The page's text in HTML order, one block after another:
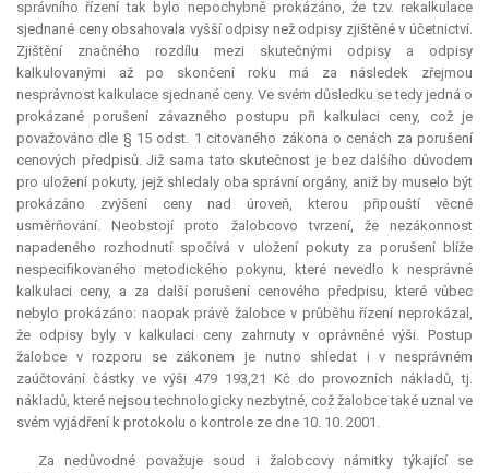
správního řízení tak bylo nepochybně prokázáno, že tzv. rekalkulace
sjednané ceny obsahovala vyšší odpisy než odpisy zjištěné v účetnictví.
Zjištění značného rozdílu mezi skutečnými odpisy a odpisy
kalkulovanými až po skončení roku má za následek zřejmou
nesprávnost kalkulace sjednané ceny. Ve svém důsledku se tedy jedná o
prokázané porušení závazného postupu při kalkulaci ceny, což je
považováno dle § 15 odst. 1 citovaného zákona o cenách za porušení
cenových předpisů. Již sama tato skutečnost je bez dalšího důvodem
pro uložení pokuty, jejž shledaly oba správní orgány, aniž by muselo být
prokázáno zvýšení ceny nad úroveň, kterou připouští věcné
usměrňování. Neobstojí proto žalobcovo tvrzení, že nezákonnost
napadeného rozhodnutí spočívá v uložení pokuty za porušení blíže
nespecifikovaného metodického pokynu, které nevedlo k nesprávné
kalkulaci ceny, a za další porušení cenového předpisu, které vůbec
nebylo prokázáno: naopak právě žalobce v průběhu řízení neprokázal,
že odpisy byly v kalkulaci ceny zahrnuty v oprávněné výši. Postup
žalobce v rozporu se zákonem je nutno shledat i v nesprávném
zaúčtování částky ve výši 479 193,21 Kč do provozních nákladů, tj.
nákladů, které nejsou technologicky nezbytné, což žalobce také uznal ve
svém vyjádření k protokolu o kontrole ze dne 10. 10. 2001.
Za nedůvodné považuje soud i žalobcovy námitky týkající se